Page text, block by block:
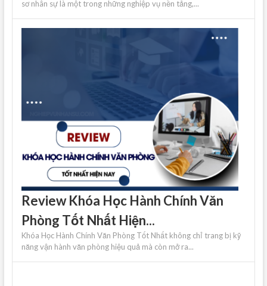
sơ nhân sự là một trong những nghiệp vụ nền tảng,...
Review Khóa Học Hành Chính Văn
Phòng Tốt Nhất Hiện...
Khóa Học Hành Chính Văn Phòng Tốt Nhất không chỉ trang bị kỹ
năng vận hành văn phòng hiệu quả mà còn mở ra...